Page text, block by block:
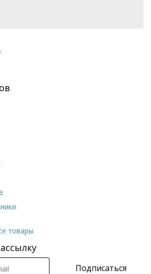
бензиновых и дизельных
автомобилей с турбонаддувом и
соблюдать рекомендации
товары
Подписаться